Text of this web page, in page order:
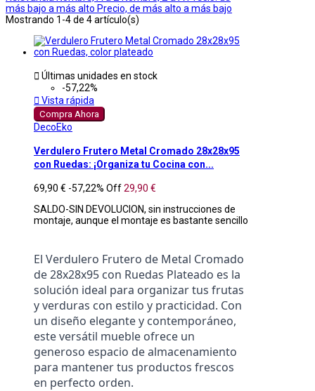
más bajo a más alto Precio, de más alto a más bajo
Mostrando 1-4 de 4 artículo(s)
 Últimas unidades en stock
-57,22%
 Vista rápida
Compra Ahora
DecoEko
Verdulero Frutero Metal Cromado 28x28x95
con Ruedas: ¡Organiza tu Cocina con...
69,90 € -57,22% Off29,90 €
SALDO-SIN DEVOLUCION, sin instrucciones de
montaje, aunque el montaje es bastante sencillo
El Verdulero Frutero de Metal Cromado
de 28x28x95 con Ruedas Plateado es la
solución ideal para organizar tus frutas
y verduras con estilo y practicidad. Con
un diseño elegante y contemporáneo,
este versátil mueble ofrece un
generoso espacio de almacenamiento
para mantener tus productos frescos
en perfecto orden.